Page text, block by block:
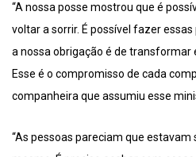
“A nossa posse mostrou que é
voltar a sorrir. É possível fazer
a nossa obrigação é de transformar
Esse é o compromisso de cada
companheira que assumiu esse
“As pessoas pareciam que